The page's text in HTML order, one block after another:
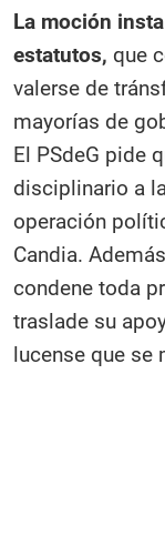
La moción
estatutos, que
valerse de
mayorías de
El PSdeG pide
disciplinario a
operación
Candia.
condene toda
traslade su
lucense que se